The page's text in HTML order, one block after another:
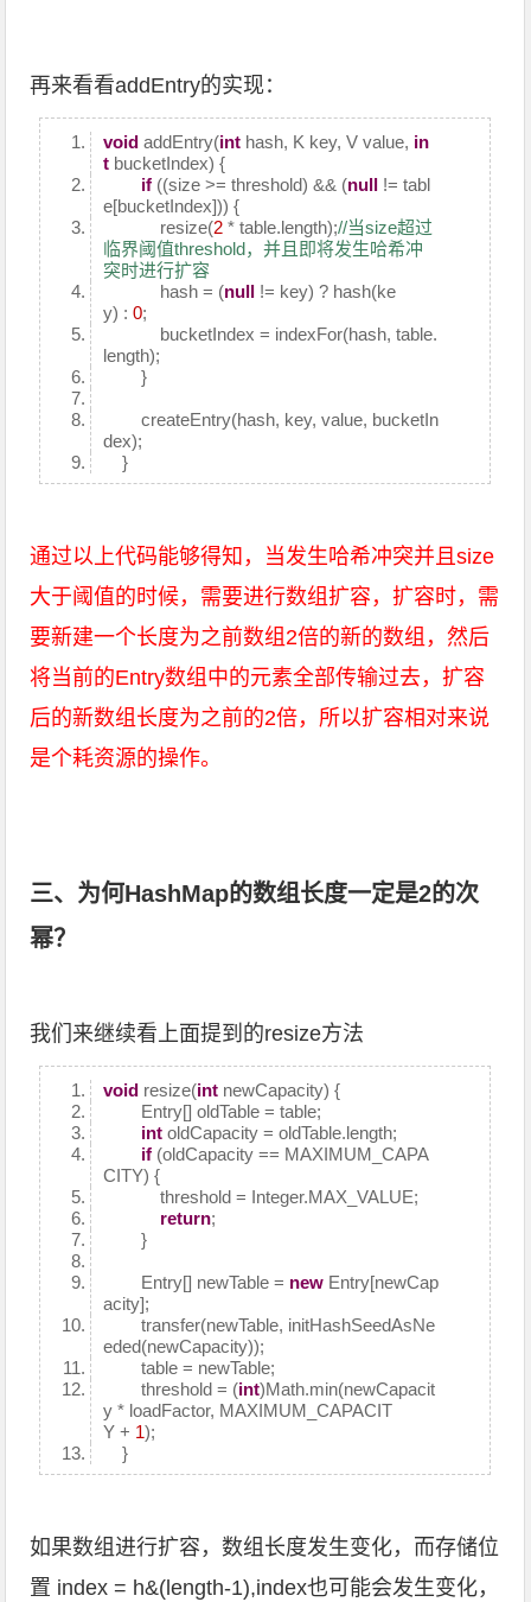
再来看看addEntry的实现：
void addEntry(int hash, K key, V value, in
t bucketIndex) {
if ((size >= threshold) && (null != tabl
e[bucketIndex])) {
resize(2 * table.length);//当size超过
临界阈值threshold，并且即将发生哈希冲
突时进行扩容
hash = (null != key) ? hash(ke
y) :0;
bucketIndex = indexFor(hash, table.
length);
}
createEntry(hash, key, value, bucketIn
dex);
}
通过以上代码能够得知，当发生哈希冲突并且size
大于阈值的时候，需要进行数组扩容，扩容时，需
要新建一个长度为之前数组2倍的新的数组，然后
将当前的Entry数组中的元素全部传输过去，扩容
后的新数组长度为之前的2倍，所以扩容相对来说
是个耗资源的操作。
三、为何HashMap的数组长度一定是2的次
幂？
我们来继续看上面提到的resize方法
void resize(int newCapacity) {
Entry[] oldTable = table;
int oldCapacity = oldTable.length;
if (oldCapacity == MAXIMUM_CAPA
CITY) {
threshold = Integer.MAX_VALUE;
return;
}
Entry[] newTable = new Entry[newCap
acity];
transfer(newTable, initHashSeedAsNe
eded(newCapacity));
table = newTable;
threshold = (int)Math.min(newCapacit
y * loadFactor, MAXIMUM_CAPACIT
Y + 1);
}
如果数组进行扩容，数组长度发生变化，而存储位
置 index = h&(length-1),index也可能会发生变化，